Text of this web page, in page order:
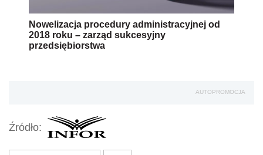
Wersja do druku
Udostępnij